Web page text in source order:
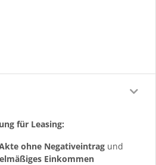
für Leasing:
ohne Negativeintrag und
Einkommen